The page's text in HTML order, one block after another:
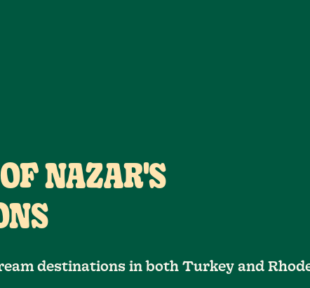
NAZAR'S
destinations in both Turkey and